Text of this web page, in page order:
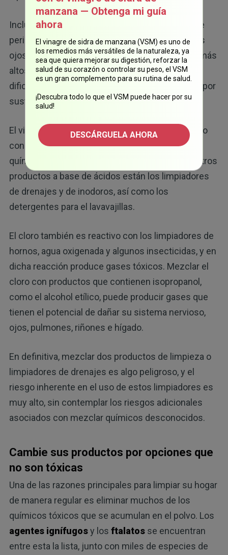
Incluso una mínima exposición durante un breve
periodo de tiempo provocará una irritación en los
ojos, nariz y garganta. La exposición en niveles más
altos provocará dolor en el pecho, vómitos,
dificultad para respirar y una neumonía inducida por
sustancias químicas.
El vinagre es un ácido débil, así que mezclar cloro
con este líquido puede provocar quemaduras
químicas en los ojos y en los pulmones. Entre otros
productos a base de ácidos están los limpiadores
de drenajes y de inodoros, así como los
detergentes para el lavavajillas.
El cloro también es reactivo con los limpiadores de
hornos, agua oxigenada y algunos insecticidas, y en
dicha reacción produce gases tóxicos. Mezclar el
cloro con productos que contienen isopropanol,
como el alcohol etílico, puede producir gases que
tienen el potencial de dañar su sistema nervioso,
ojos, pulmones, riñones e hígado.
En definitiva, mezclar dos productos de limpieza o
limpiadores de drenajes es algo peligroso, y el
riesgo inherente en el uso de estos limpiadores es
muy alto, sin contemplar los riesgos adicionales
asociados con mezclar químicos desconocidos.
Cambie sus productos por opciones que
no son tóxicas
Una de las razones principales para limpiar su hogar
de manera regular es eliminar muchos de los
químicos tóxicos que se acumulan en el polvo. Los
agentes ignífugosy los ftalatosse encuentran
entre esta la lista, junto con miles de especies de
manzana — Obtenga mi guía
ahora
El vinagre de sidra de manzana (VSM) es uno de
los remedios más versátiles de la naturaleza, ya
sea que quiera mejorar su digestión, reforzar la
salud de su corazón o controlar su peso, el VSM
es un gran complemento para su rutina de salud.
¡Descubra todo lo que el VSM puede hacer por su
salud!
DESCÁRGUELA AHORA